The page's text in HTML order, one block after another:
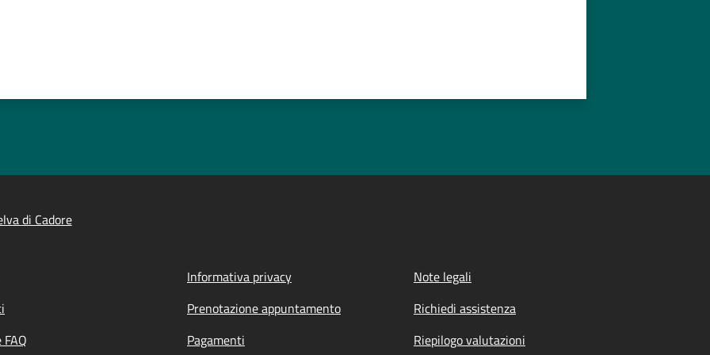
di Cadore
Informativa privacy
Note legali
Prenotazione appuntamento
Richiedi assistenza
Pagamenti Riepilogo valutazioni